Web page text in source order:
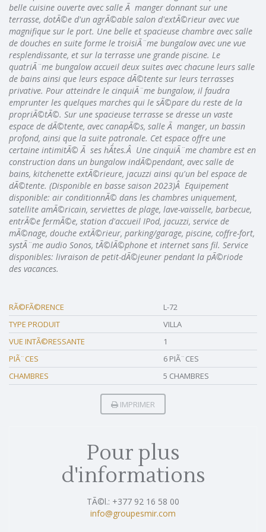
belle cuisine ouverte avec salle Ã manger donnant sur une
terrasse, dotÃ©e d'un agrÃ©able salon d'extÃ©rieur avec vue
magnifique sur le port. Une belle et spacieuse chambre avec salle
de douches en suite forme le troisiÃ¨me bungalow avec une vue
resplendissante, et sur la terrasse une grande piscine. Le
quatriÃ¨me bungalow accueil deux suites avec chacune leurs salle
de bains ainsi que leurs espace dÃ©tente sur leurs terrasses
privative. Pour atteindre le cinquiÃ¨me bungalow, il faudra
emprunter les quelques marches qui le sÃ©pare du reste de la
propriÃ©tÃ©. Sur une spacieuse terrasse se dresse un vaste
espace de dÃ©tente, avec canapÃ©s, salle Ã manger, un bassin
profond, ainsi que la suite patronale. Cet espace offre une
certaine intimitÃ© Ã ses hÃ´tes.Â Une cinquiÃ¨me chambre est en
construction dans un bungalow indÃ©pendant, avec salle de
bains, kitchenette extÃ©rieure, jacuzzi ainsi qu'un bel espace de
dÃ©tente. (Disponible en basse saison 2023)Â Equipement
disponible: air conditionnÃ© dans les chambres uniquement,
satellite amÃ©ricain, serviettes de plage, lave-vaisselle, barbecue,
entrÃ©e fermÃ©e, station d'accueil IPod, jacuzzi, service de
mÃ©nage, douche extÃ©rieur, parking/garage, piscine, coffre-fort,
systÃ¨me audio Sonos, tÃ©lÃ©phone et internet sans fil. Service
disponibles: livraison de petit-dÃ©jeuner pendant la pÃ©riode
des vacances.
RÃ©FÃ©RENCE
L-72
TYPE PRODUIT
VILLA
VUE INTÃ©RESSANTE
1
PIÃ¨CES
6 PIÃ¨CES
CHAMBRES
5 CHAMBRES
IMPRIMER
Pour plus
d'informations
TÃ©l.: +377 92 16 58 00
info@groupesmir.com